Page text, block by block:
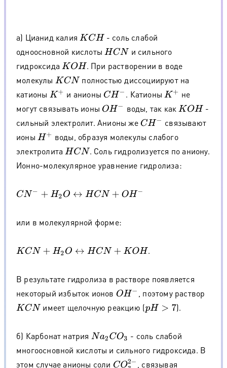
а) Цианид калия KCH
- соль слабой
одноосновной кислоты HCN
и сильного
гидроксида KOH
. При растворении в воде
молекулы KCN
полностью диссоциируют на
катионы K+ и анионы CH− . Катионы K+
не
могут связывать ионы OH− воды, так как KOH
-
сильный электролит. Анионы же CH−
связывают
ионы H+
воды, образуя молекулы слабого
электролита HCN
. Соль гидролизуется по аниону.
Ионно-молекулярное уравнение гидролиза:
CN−+H 2O ↔HCN+O H−
или в молекулярной форме:
KCN+H2O ↔HCN+K OH .
В результате гидролиза в растворе появляется
некоторый избыток ионов OH−
, поэтому раствор
KCN имеет щелочную реакцию (pH> 7 ).
б) Карбонат натрия Na2CO3
- соль слабой
многоосновной кислоты и сильного гидроксида. В
этом случае анионы соли CO32−
, связывая